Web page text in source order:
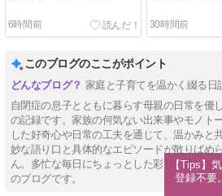
6時間前 30時間前
このブログのここがポイント
家庭と子育てを温かく綴る日
自閉症の息子とともに暮らす母親の日常を優
の記録です。家族の何気ない出来事やモノト
した好奇心や日常の工夫を通じて、温かみと
妙な語り口と具体的なエピソードが散りばめ
ん。多忙な毎日にちょっとした彩りと癒しを
のブログです。
【Tips】
登録不要